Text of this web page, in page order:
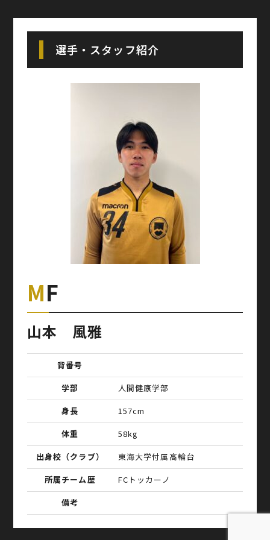
選手・スタッフ紹介
MF
山本 風雅
背番号
学部
人間健康学部
身長
157cm
体重
58kg
出身校（クラブ）
東海大学付属高輪台
所属チーム歴
FCトッカーノ
備考